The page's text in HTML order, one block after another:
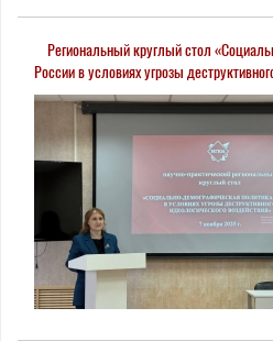
Региональный круглый стол
России в условиях угрозы
успешно